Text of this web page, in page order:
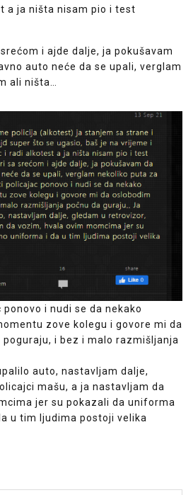
a ja ništa nisam pio i test
i ajde dalje, ja pokušavam
auto neće da se upali, verglam
ali ništa…
i nudi se da nekako
zove kolegu i govore mi da
i bez i malo razmišljanja
auto, nastavljam dalje,
mašu, a ja nastavljam da
jer su pokazali da uniforma
u tim ljudima postoji velika